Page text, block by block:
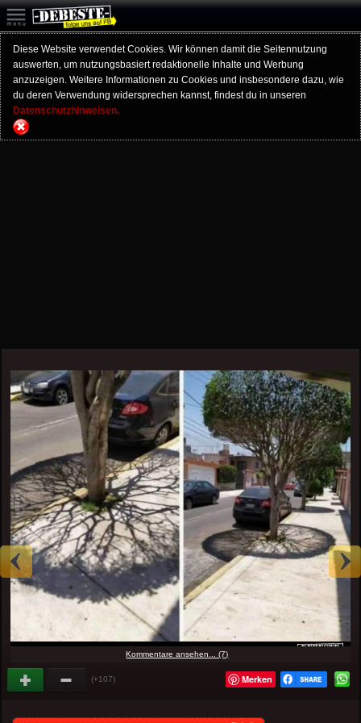
Diese Website verwendet Cookies. Wir können damit die Seitennutzung
auswerten, um nutzungsbasiert redaktionelle Inhalte und Werbung
anzuzeigen. Weitere Informationen zu Cookies und insbesondere dazu, wie
du deren Verwendung widersprechen kannst, findest du in unseren
Datenschutzhinweisen.
Kommentare ansehen... (7)
(+107) Merken